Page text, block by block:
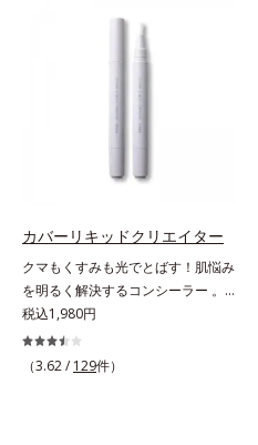
ファンデが毛穴に落ちる隙をつくら
ず、メイクのりがUPします。水分
と皮脂のバランスを整え、乾燥＆ベ
タつきレスに。さらに毛穴周りの肌
め＆ハリ感をUPさせます。また皮
採用。ファンデーションのくずれや
ます。軽やかにのびるリキッドが肌
がふっくら整うかのよう(*3)。つっ
ぱらないここちよい密着感で、さま
ざまなタイプのファンデと併用でき
ます。毛穴が気になる箇所への部分
使いもOK。*1 ファンデーションが
カバーリキッドクリエイター
クマもくすみも光でとばす！肌悩み
を明るく解決するコンシーラー 。
クマやくすみ(*)、年齢肌の抱えるお
悩みを、光で飛ばしてカバーするコ
ンシーラーです。黄ぐすみをカバー
税込1,980円
（3.62 / 129件）